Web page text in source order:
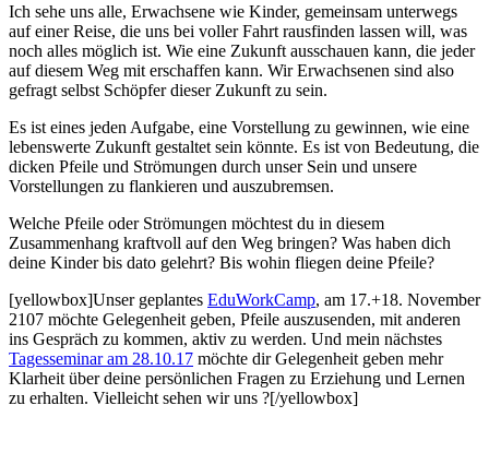
Ich sehe uns alle, Erwachsene wie Kinder, gemeinsam unterwegs
auf einer Reise, die uns bei voller Fahrt rausfinden lassen will, was
noch alles möglich ist. Wie eine Zukunft ausschauen kann, die jeder
auf diesem Weg mit erschaffen kann. Wir Erwachsenen sind also
gefragt selbst Schöpfer dieser Zukunft zu sein.
Es ist eines jeden Aufgabe, eine Vorstellung zu gewinnen, wie eine
lebenswerte Zukunft gestaltet sein könnte. Es ist von Bedeutung, die
dicken Pfeile und Strömungen durch unser Sein und unsere
Vorstellungen zu flankieren und auszubremsen.
Welche Pfeile oder Strömungen möchtest du in diesem
Zusammenhang kraftvoll auf den Weg bringen? Was haben dich
deine Kinder bis dato gelehrt? Bis wohin fliegen deine Pfeile?
[yellowbox]Unser geplantes EduWorkCamp, am 17.+18. November
2107 möchte Gelegenheit geben, Pfeile auszusenden, mit anderen
ins Gespräch zu kommen, aktiv zu werden. Und mein nächstes
Tagesseminar am 28.10.17 möchte dir Gelegenheit geben mehr
Klarheit über deine persönlichen Fragen zu Erziehung und Lernen
zu erhalten. Vielleicht sehen wir uns ?[/yellowbox]